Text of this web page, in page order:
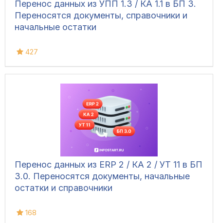
Перенос данных из УПП 1.3 / КА 1.1 в БП 3.
Переносятся документы, справочники и
начальные остатки
427
Перенос данных из ERP 2 / КА 2 / УТ 11 в БП
3.0. Переносятся документы, начальные
остатки и справочники
168